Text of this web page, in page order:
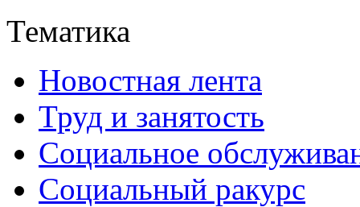
Тематика
Новостная лента
Труд и занятость
Социальное
Социальный ракурс